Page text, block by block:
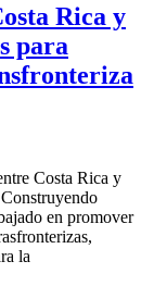
Rica y
para
Costa Rica y
en promover
la